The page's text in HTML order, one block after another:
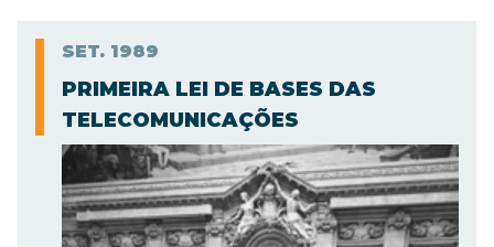
SET. 1989
PRIMEIRA LEI DE BASES DAS
TELECOMUNICAÇÕES